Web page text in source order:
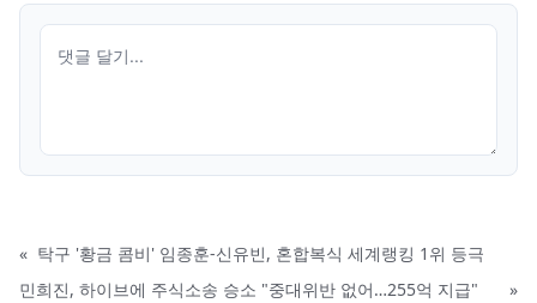
« 탁구 '황금 콤비' 임종훈-신유빈, 혼합복식 세계랭킹 1위 등극
민희진, 하이브에 주식소송 승소 "중대위반 없어…255억 지급"
»